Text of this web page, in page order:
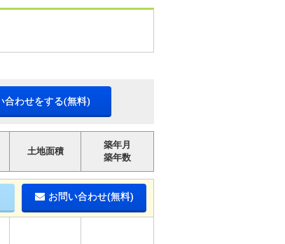
合わせをする(無料)
土地面積
築年月
築年数
お問い合わせ(無料)